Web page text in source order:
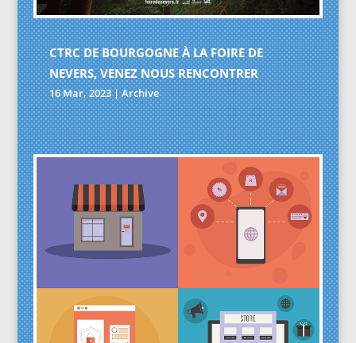
CTRC DE BOURGOGNE À LA FOIRE DE
NEVERS, VENEZ NOUS RENCONTRER
16 Mar, 2023|Archive